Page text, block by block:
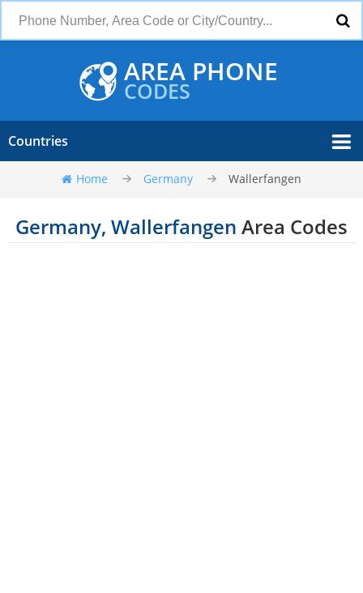
AREA PHONE
CODES
Countries
Home Germany Wallerfangen
Germany, Wallerfangen Area Codes